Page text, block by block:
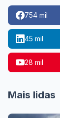
754 mil
45 mil
28 mil
Mais lidas